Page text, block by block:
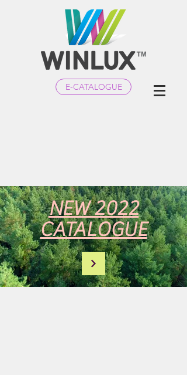
E-CATALOGUE
NEW 2022
CATALOGUE